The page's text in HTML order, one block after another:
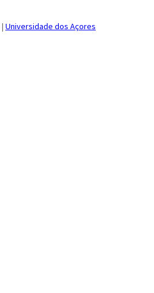
Universidade dos Açores